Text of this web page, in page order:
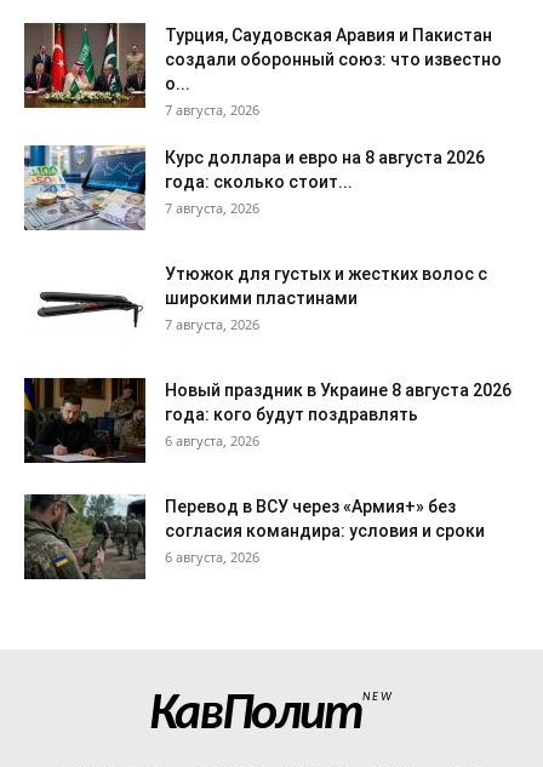
Турция, Саудовская Аравия и Пакистан
создали оборонный союз: что известно
о...
7 августа, 2026
Курс доллара и евро на 8 августа 2026
года: сколько стоит...
7 августа, 2026
Утюжок для густых и жестких волос с
широкими пластинами
7 августа, 2026
Новый праздник в Украине 8 августа 2026
года: кого будут поздравлять
6 августа, 2026
Перевод в ВСУ через «Армия+» без
согласия командира: условия и сроки
6 августа, 2026
КавПолитNEW